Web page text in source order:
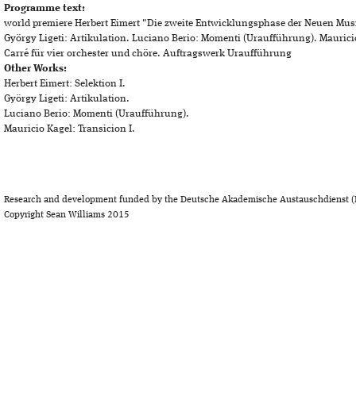
Programme text:
world premiere Herbert Eimert "Die zweite Entwicklungsphase der Neuen
György Ligeti: Artikulation. Luciano Berio: Momenti (Uraufführung).
Carré für vier orchester und chöre. Auftragswerk Uraufführung
Other Works:
Herbert Eimert: Selektion I.
György Ligeti: Artikulation.
Luciano Berio: Momenti (Uraufführung).
Mauricio Kagel: Transicion I.
Research and development funded by the Deutsche Akademische Austauschdienst
Copyright Sean Williams 2015